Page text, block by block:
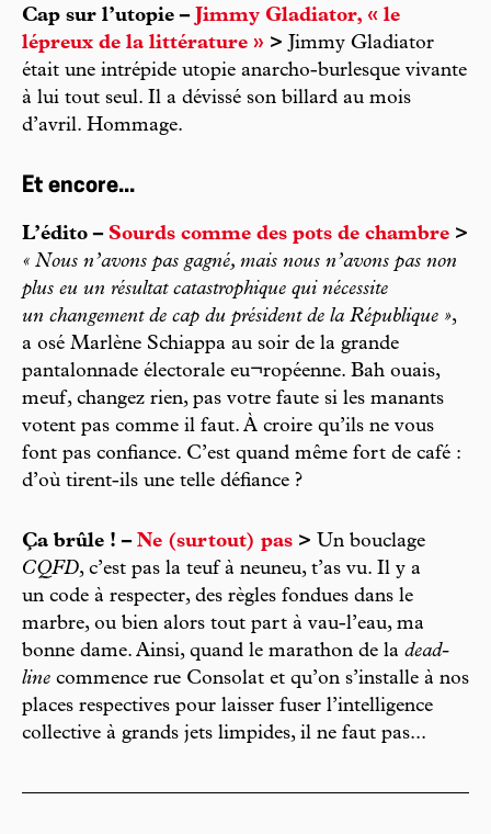
Cap sur l’utopie – Jimmy Gladiator, « le
lépreux de la littérature » > Jimmy Gladiator
était une intrépide utopie anarcho-burlesque vivante
à lui tout seul. Il a dévissé son billard au mois
d’avril. Hommage.
Et encore...
L’édito – Sourds comme des pots de chambre >
« Nous n’avons pas gagné, mais nous n’avons pas non
plus eu un résultat catastrophique qui nécessite
un changement de cap du président de la République »,
a osé Marlène Schiappa au soir de la grande
pantalonnade électorale eu¬ropéenne. Bah ouais,
meuf, changez rien, pas votre faute si les manants
votent pas comme il faut. À croire qu’ils ne vous
font pas confiance. C’est quand même fort de café :
d’où tirent-ils une telle défiance ?
Ça brûle ! – Ne (surtout) pas > Un bouclage
CQFD, c’est pas la teuf à neuneu, t’as vu. Il y a
un code à respecter, des règles fondues dans le
marbre, ou bien alors tout part à vau-l’eau, ma
bonne dame. Ainsi, quand le marathon de la dead-
line commence rue Consolat et qu’on s’installe à nos
places respectives pour laisser fuser l’intelligence
collective à grands jets limpides, il ne faut pas...